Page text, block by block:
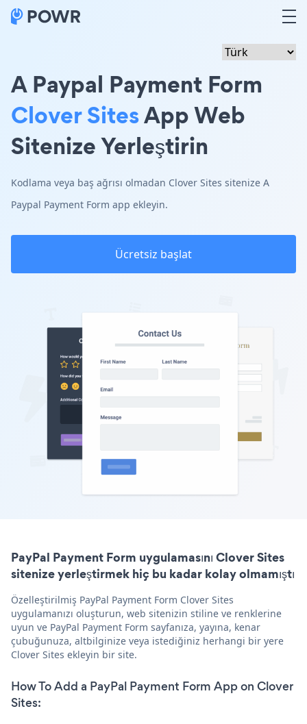
A Paypal Payment Form
Clover SitesApp Web
Sitenize Yerleştirin
Kodlama veya baş ağrısı olmadan Clover Sites sitenize A
Paypal Payment Form app ekleyin.
Ücretsiz başlat
PayPal Payment Form uygulamasını Clover Sites
sitenize yerleştirmek hiç bu kadar kolay olmamıştı
Özelleştirilmiş PayPal Payment Form Clover Sites
uygulamanızı oluşturun, web sitenizin stiline ve renklerine
uyun ve PayPal Payment Form sayfanıza, yayına, kenar
çubuğunuza, altbilginize veya istediğiniz herhangi bir yere
Clover Sites ekleyin bir site.
How To Add a PayPal Payment Form App on Clover
Sites: